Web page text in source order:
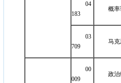
04
183
概率
03
709
马
00
009
政治